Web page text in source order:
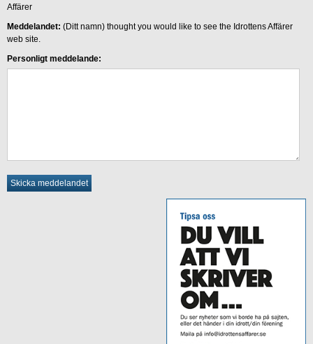
Affärer
Meddelandet: (Ditt namn) thought you would like to see the Idrottens Affärer
web site.
Personligt meddelande: